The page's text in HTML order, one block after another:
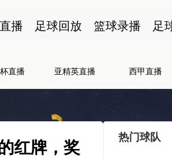
播 足球回放 篮球录播 足
直播 亚精英直播 西甲直播
红牌，奖
热门球队